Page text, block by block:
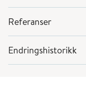
Referanser
Endringshistorikk